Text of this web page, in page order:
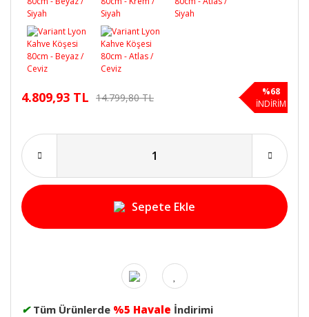
4.809,93 TL 14.799,80 TL
%68
İNDİRİM
Sepete Ekle
✔ Tüm Ürünlerde %5 Havale İndirimi